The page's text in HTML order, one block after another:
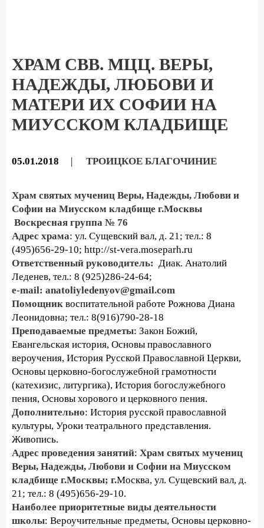
ХРАМ СВВ. МЦЦ. ВЕРЫ,
НАДЕЖДЫ, ЛЮБОВИ И
МАТЕРИ ИХ СОФИИ НА
МИУССКОМ КЛАДБИЩЕ
05.01.2018 | ТРОИЦКОЕ БЛАГОЧИНИЕ
Храм святых мучениц Веры, Надежды, Любови и
Софии на Миусском кладбище г.Москвы
Воскресная группа № 76
Адрес храма: ул. Сущевский вал, д. 21; тел.: 8
(495)656-29-10; http://st-vera.moseparh.ru
Ответственный руководитель: Диак. Анатолий
Леденев, тел.: 8 (925)286-24-64;
e-mail: anatoliyledenyov@gmail.com
Помощник воспитательной работе Рожнова Диана
Леонидовна; тел.: 8(916)790-28-18
Преподаваемые предметы: Закон Божий,
Евангельская история, Основы православного
вероучения, История Русской Православной Церкви,
Основы церковно-богослужебной грамотности
(катехизис, литургика), История богослужебного
пения, Основы хорового и церковного пения.
Дополнительно: История русской православной
культуры, Уроки театрального представления.
Живопись.
Адрес проведения занятий: Храм святых мучениц
Веры, Надежды, Любови и Софии на Миусском
кладбище г.Москвы; г.Москва, ул. Сущевский вал, д.
21; тел.: 8 (495)656-29-10.
Наиболее приоритетные виды деятельности
школы: Вероучительные предметы, Основы церковно-